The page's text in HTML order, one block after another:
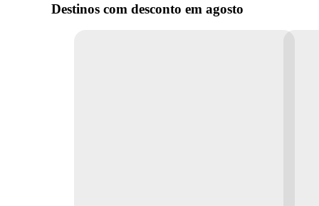
Destinos com desconto em agosto